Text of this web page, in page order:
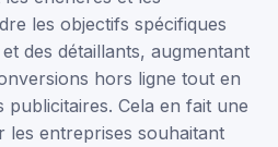
les objectifs spécifiques
des détaillants, augmentant
hors ligne tout en
publicitaires. Cela en fait une
les entreprises souhaitant